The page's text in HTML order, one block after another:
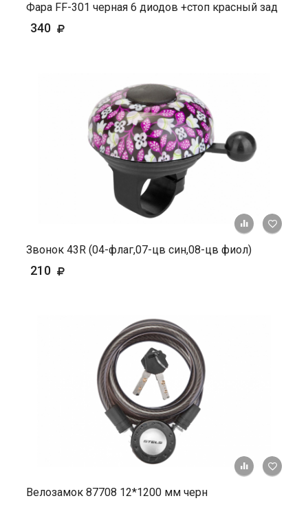
Фара FF-301 черная 6 диодов +стоп красный зад
340
+ К
Звонок 43R (04-флаг,07-цв син,08-цв фиол)
210
+ К
Велозамок 87708 12*1200 мм черн